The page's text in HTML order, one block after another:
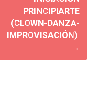
PRINCIPIARTE
(CLOWN-DANZA-
IMPROVISACIÓN)
→